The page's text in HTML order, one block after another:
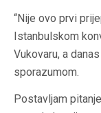
“Nije ovo prvi
Istanbulskom
Vukovaru, a
sporazumom.
Postavljam